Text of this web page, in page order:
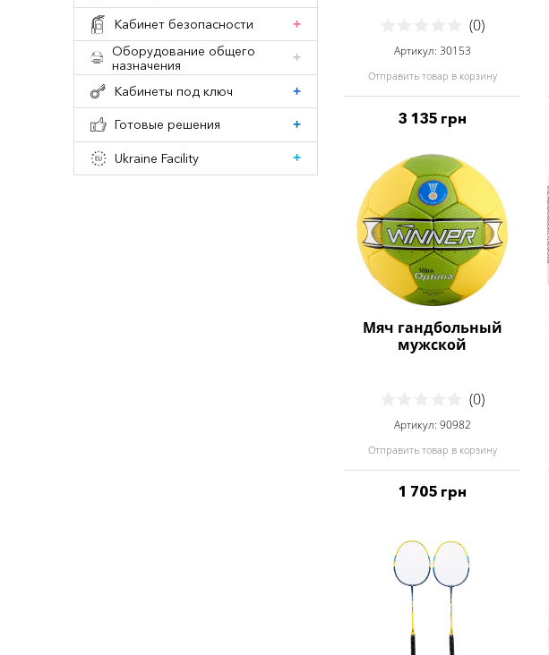
Кабинет безопасности
Оборудование общего
назначения
Кабинеты под ключ
Готовые решения
Ukraine Facility
(0)
Артикул: 30153
Отправить товар в корзину
3 135 грн
Мяч гандбольный
мужской
(0)
Артикул: 90982
Отправить товар в корзину
1 705 грн